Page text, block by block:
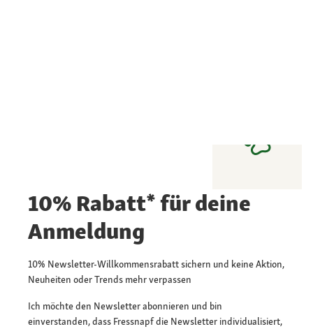
10% Rabatt* für deine
Anmeldung
10% Newsletter-Willkommensrabatt sichern und keine Aktion,
Neuheiten oder Trends mehr verpassen
Ich möchte den Newsletter abonnieren und bin
einverstanden, dass Fressnapf die Newsletter individualisiert,